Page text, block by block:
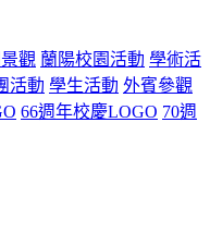
觀 蘭陽校園活動 學術活
活動 學生活動 外賓參觀
66週年校慶LOGO 70週